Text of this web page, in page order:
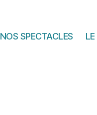
NOS SPECTACLES